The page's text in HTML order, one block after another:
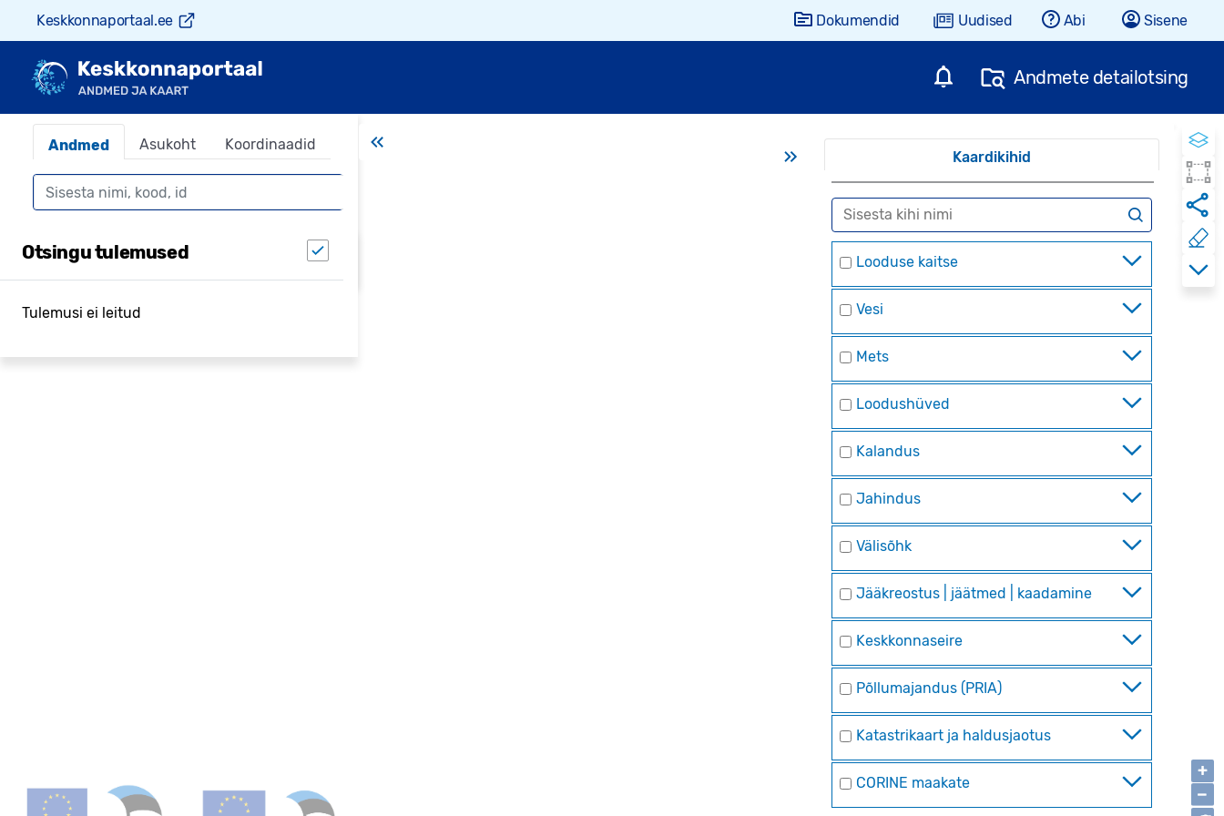
Keskkonnaportaal.ee Dokumendid Uudised Abi Sisene
Andmete detailotsing
Andmed Asukoht Koordinaadid
Otsing
Otsing leiab objektid keskkonnaandmestikest,
kuvatakse igast andmestikust 5 kirjet
Otsingu tulemused
Tulemusi ei leitud
Kaardikihid
Looduse kaitse
Vesi
Mets
Loodushüved
Kalandus
Jahindus
Välisõhk
Jääkreostus | jäätmed | kaadamine
Keskkonnaseire
Põllumajandus (PRIA)
Katastrikaart ja haldusjaotus
CORINE maakate
+
−